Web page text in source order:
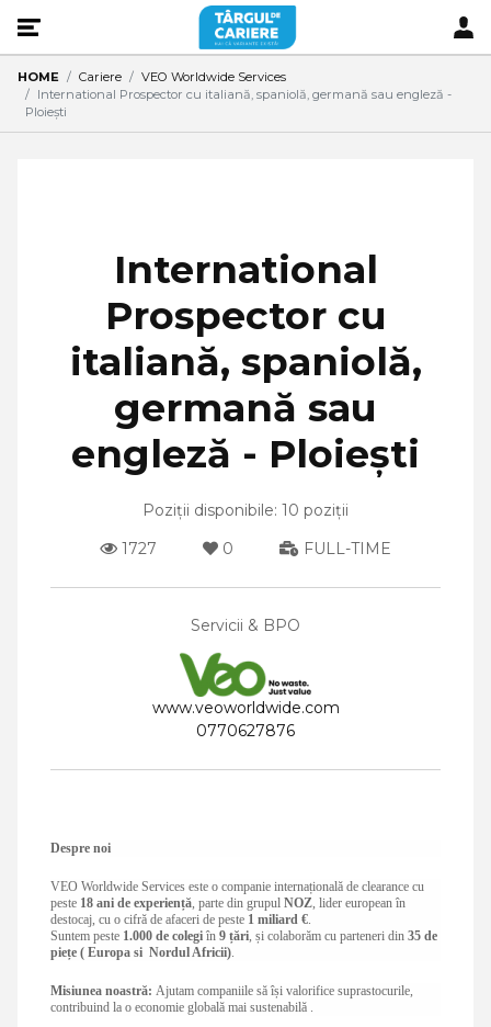
HOME Cariere
VEO Worldwide Services
International Prospector cu italiană, spaniolă, germană sau engleză -
Ploiești
International
Prospector cu
italiană, spaniolă,
germană sau
engleză - Ploiești
Poziții disponibile: 10 poziții
1727
0 FULL-TIME
Servicii & BPO
www.veoworldwide.com
0770627876
Despre noi
VEO Worldwide Services este o companie internațională de clearance cu
peste 18 ani de experiență , parte din grupul NOZ , lider european în
destocaj, cu o cifră de afaceri de peste 1 miliard €
Suntem peste 1.000 de colegi în 9 țări , și colaborăm cu parteneri din 35 de
piețe ( Europa si Nordul Africii)
Misiunea noastră: Ajutam companiile să își valorifice suprastocurile,
contribuind la o economie globală mai sustenabilă .